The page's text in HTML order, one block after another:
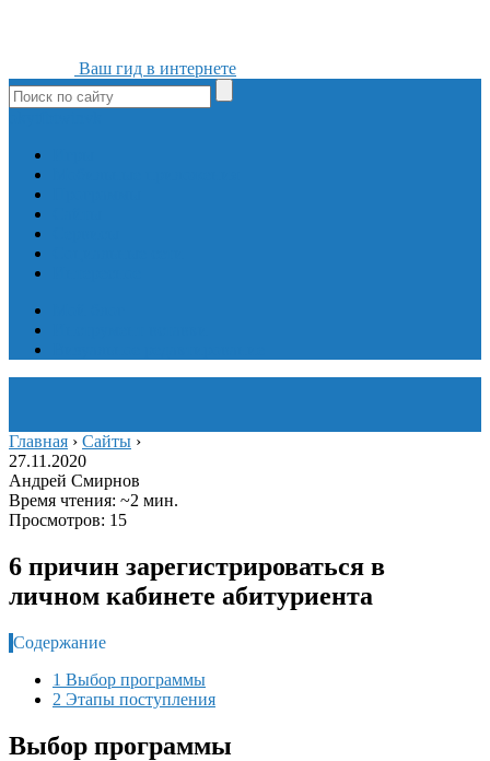
Ваш гид в интернете
Главная › Сайты ›
27.11.2020
Андрей Смирнов
Время чтения: ~2 мин.
Просмотров: 15
6 причин зарегистрироваться в
личном кабинете абитуриента
Содержание
1 Выбор программы
2 Этапы поступления
Выбор программы